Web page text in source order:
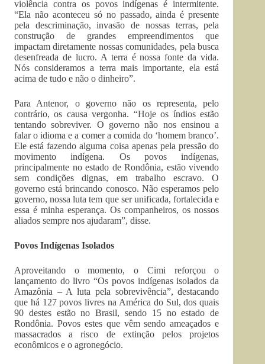
violência contra os povos indígenas é intermitente.
“Ela não aconteceu só no passado, ainda é presente
pela descriminação, invasão de nossas terras, pela
construção de grandes empreendimentos que
impactam diretamente nossas comunidades, pela busca
desenfreada de lucro. A terra é nossa fonte da vida.
Nós consideramos a terra mais importante, ela está
acima de tudo e não o dinheiro”.
Para Antenor, o governo não os representa, pelo
contrário, os causa vergonha. “Hoje os índios estão
tentando sobreviver. O governo não nos ensinou a
falar o idioma e a comer a comida do ‘homem branco’.
Ele está fazendo alguma coisa apenas pela pressão do
movimento indígena. Os povos indígenas,
principalmente no estado de Rondônia, estão vivendo
sem condições dignas, em trabalho escravo. O
governo está brincando conosco. Não esperamos pelo
governo, nossa luta tem que ser unificada, fortalecida e
essa é minha esperança. Os companheiros, os nossos
aliados sempre nos ajudaram”, disse.
Povos Indígenas Isolados
Aproveitando o momento, o Cimi reforçou o
lançamento do livro “Os povos indígenas isolados da
Amazônia – A luta pela sobrevivência”, destacando
que há 127 povos livres na América do Sul, dos quais
90 destes estão no Brasil, sendo 15 no estado de
Rondônia. Povos estes que vêm sendo ameaçados e
massacrados a risco de extinção pelos projetos
econômicos e o agronegócio.